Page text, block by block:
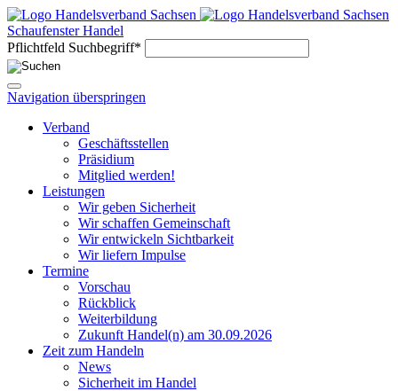
Schaufenster Handel
Pflichtfeld Suchbegriff*
Navigation überspringen
Verband
Geschäftsstellen
Präsidium
Mitglied werden!
Leistungen
Wir geben Sicherheit
Wir schaffen Gemeinschaft
Wir entwickeln Sichtbarkeit
Wir liefern Impulse
Termine
Vorschau
Rückblick
Weiterbildung
Zukunft Handel(n) am 30.09.2026
Zeit zum Handeln
News
Sicherheit im Handel